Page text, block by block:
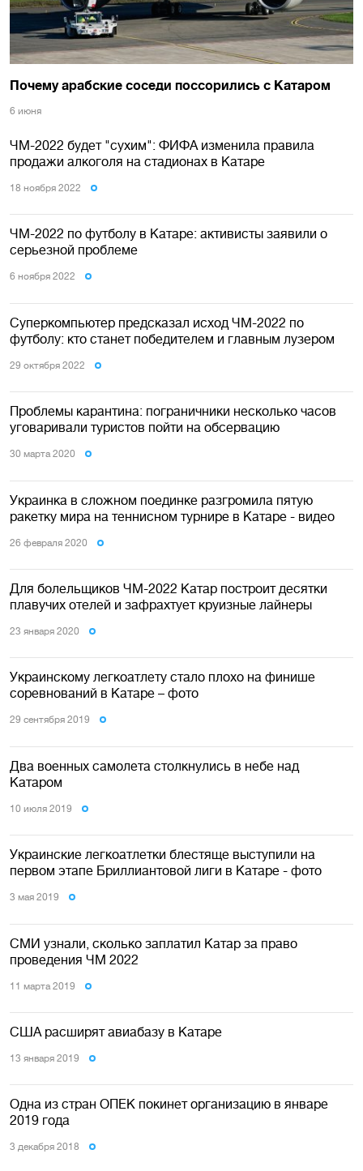
Почему арабские соседи поссорились с Катаром
6 июня
ЧМ-2022 будет "сухим": ФИФА изменила правила
продажи алкоголя на стадионах в Катаре
18 ноября 2022
ЧМ-2022 по футболу в Катаре: активисты заявили о
серьезной проблеме
6 ноября 2022
Суперкомпьютер предсказал исход ЧМ-2022 по
футболу: кто станет победителем и главным лузером
29 октября 2022
Проблемы карантина: пограничники несколько часов
уговаривали туристов пойти на обсервацию
30 марта 2020
Украинка в сложном поединке разгромила пятую
ракетку мира на теннисном турнире в Катаре - видео
26 февраля 2020
Для болельщиков ЧМ-2022 Катар построит десятки
плавучих отелей и зафрахтует круизные лайнеры
23 января 2020
Украинскому легкоатлету стало плохо на финише
соревнований в Катаре – фото
29 сентября 2019
Два военных самолета столкнулись в небе над
Катаром
10 июля 2019
Украинские легкоатлетки блестяще выступили на
первом этапе Бриллиантовой лиги в Катаре - фото
3 мая 2019
СМИ узнали, сколько заплатил Катар за право
проведения ЧМ 2022
11 марта 2019
США расширят авиабазу в Катаре
13 января 2019
Одна из стран ОПЕК покинет организацию в январе
2019 года
3 декабря 2018